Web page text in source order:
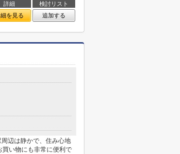
詳細
検討リスト
を見る 追加する
辺は静かで、住み心地
い物にも非常に便利で